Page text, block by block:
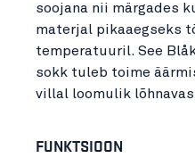
soojana nii märgades
materjal pikaaegseks
temperatuuril. See
sokk tuleb toime
villal loomulik
FUNKTSIOON